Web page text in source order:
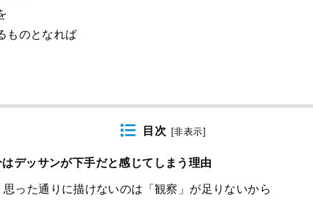
ものとなれば
目次 [非表示
はデッサンが下手だと感じてしまう理由
思った通りに描けないのは「観察」が足りないから